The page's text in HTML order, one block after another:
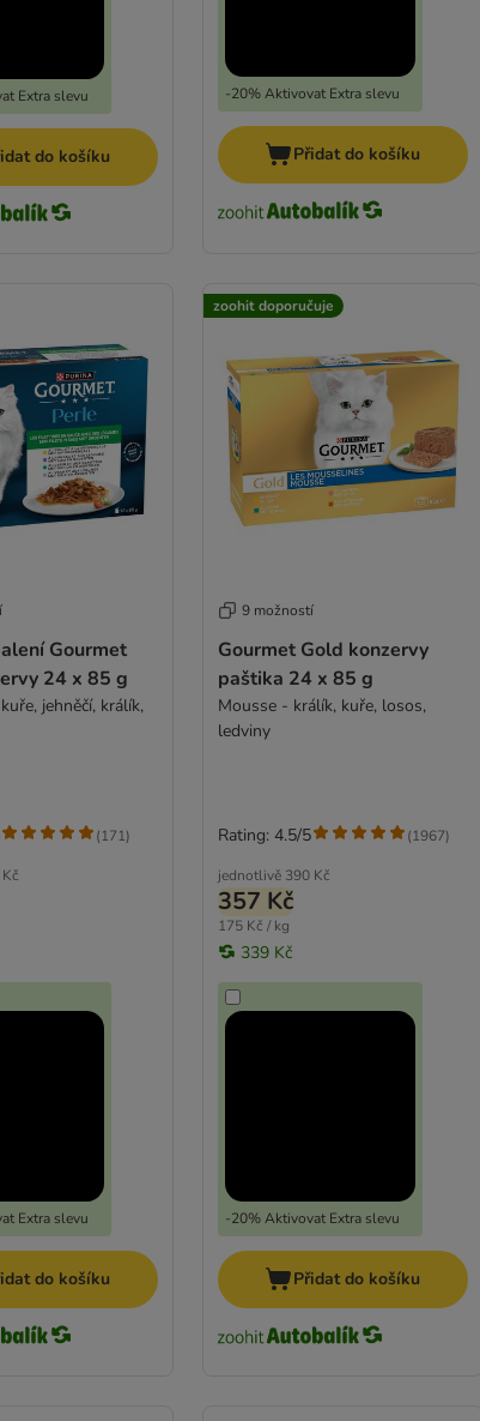
Extra slevu
do košíku
-20% Aktivovat Extra slevu
Přidat do košíku
Gourmet
24 x 85 g
jehněčí, králík,
Extra slevu
(171)
do košíku
zoohit doporučuje
9 možností
Gourmet Gold konzervy
paštika 24 x 85 g
Mousse - králík, kuře, losos,
ledviny
jednotlivě 390 Kč
357 Kč
175 Kč / kg
339 Kč
-20% Aktivovat Extra slevu
Rating: 4.5/5 (1967)
Přidat do košíku